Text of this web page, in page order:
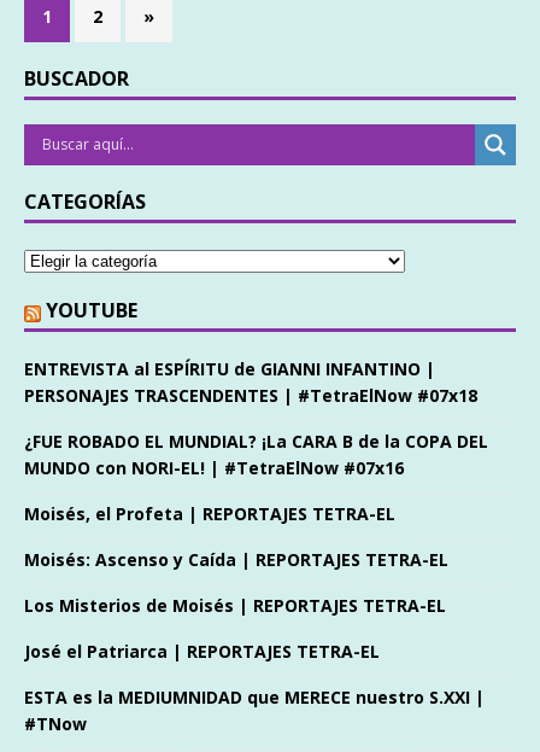
1 2 »
BUSCADOR
CATEGORÍAS
YOUTUBE
ENTREVISTA al ESPÍRITU de GIANNI INFANTINO |
PERSONAJES TRASCENDENTES | #TetraElNow #07x18
¿FUE ROBADO EL MUNDIAL? ¡La CARA B de la COPA DEL
MUNDO con NORI-EL! | #TetraElNow #07x16
Moisés, el Profeta | REPORTAJES TETRA-EL
Moisés: Ascenso y Caída | REPORTAJES TETRA-EL
Los Misterios de Moisés | REPORTAJES TETRA-EL
José el Patriarca | REPORTAJES TETRA-EL
ESTA es la MEDIUMNIDAD que MERECE nuestro S.XXI |
#TNow